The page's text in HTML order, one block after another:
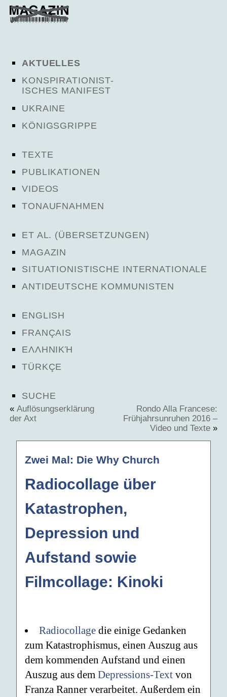
AKTUELLES
KONSPIRATIONIST-
ISCHES MANIFEST
UKRAINE
KÖNIGSGRIPPE
TEXTE
PUBLIKATIONEN
VIDEOS
TONAUFNAHMEN
ET AL. (ÜBERSETZUNGEN)
MAGAZIN
SITUATIONISTISCHE INTERNATIONALE
ANTIDEUTSCHE KOMMUNISTEN
ENGLISH
FRANÇAIS
ΕΛΛΗΝΙΚΉ
TÜRKÇE
SUCHE
« Auflösungserklärung
der Axt
Rondo Alla Francese:
Frühjahrsunruhen 2016 –
Video und Texte »
Zwei Mal: Die Why Church
Radiocollage über
Katastrophen,
Depression und
Aufstand sowie
Filmcollage: Kinoki
Radiocollage die einige Gedanken
zum Katastrophismus, einen Auszug aus
dem kommenden Aufstand und einen
Auszug aus dem Depressions-Text von
Franza Ranner verarbeitet. Außerdem ein